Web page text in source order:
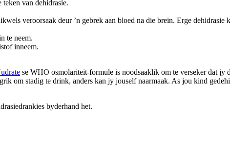
teken van dehidrasie.
veroorsaak deur ’n gebrek aan bloed na die brein. Erge dehidrasie
te neem.
inneem.
se WHO osmolariteit-formule is noodsaaklik om te verseker dat jy
om stadig te drink, anders kan jy jouself naarmaak. As jou kind
byderhand het.